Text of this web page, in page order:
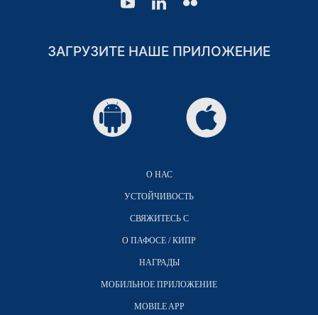
ЗАГРУЗИТЕ НАШЕ ПРИЛОЖЕНИЕ
О НАС
УСТОЙЧИВОСТЬ
СВЯЖИТЕСЬ С
О ПАФОСЕ / КИПР
НАГРАДЫ
МОБИЛЬНОЕ ПРИЛОЖЕНИЕ
MOBILE APP